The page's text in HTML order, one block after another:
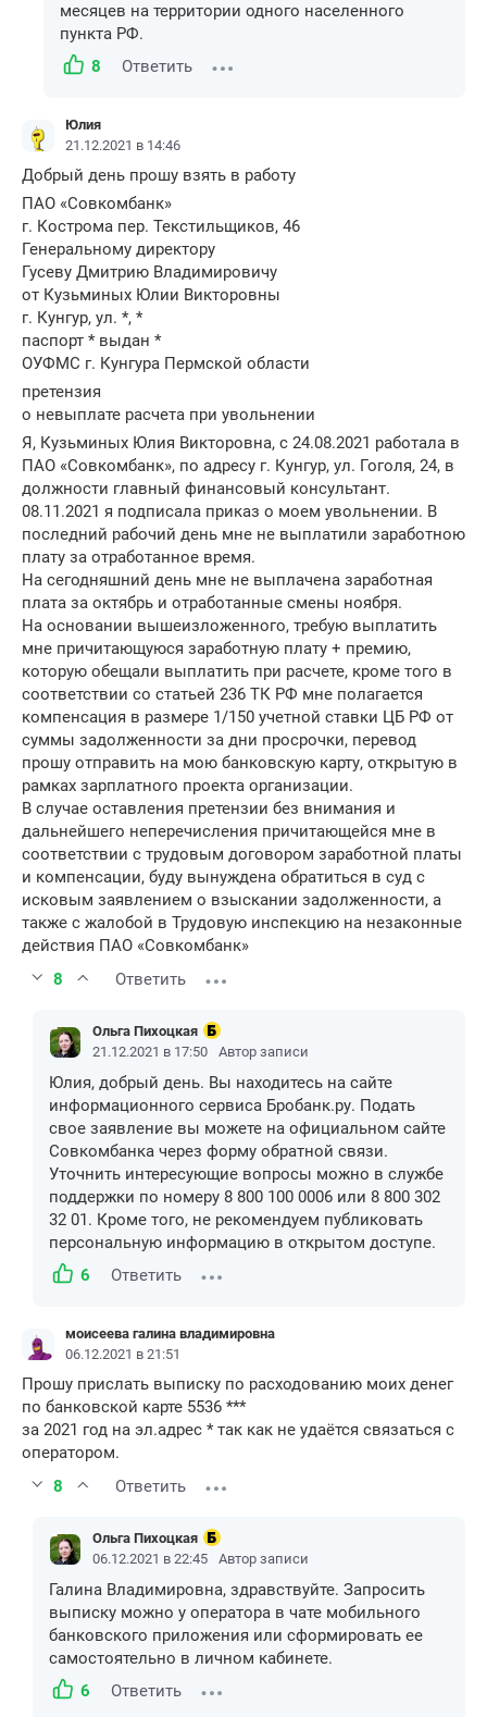
месяцев на территории одного населенного
пункта РФ.
8
Ответить
Юлия
21.12.2021 в 14:46
Добрый день прошу взять в работу
ПАО «Совкомбанк»
г. Кострома пер. Текстильщиков, 46
Генеральному директору
Гусеву Дмитрию Владимировичу
от Кузьминых Юлии Викторовны
г. Кунгур, ул. *, *
паспорт * выдан *
ОУФМС г. Кунгура Пермской области
претензия
о невыплате расчета при увольнении
Я, Кузьминых Юлия Викторовна, с 24.08.2021 работала в
ПАО «Совкомбанк», по адресу г. Кунгур, ул. Гоголя, 24, в
должности главный финансовый консультант.
08.11.2021 я подписала приказ о моем увольнении. В
последний рабочий день мне не выплатили заработною
плату за отработанное время.
На сегодняшний день мне не выплачена заработная
плата за октябрь и отработанные смены ноября.
На основании вышеизложенного, требую выплатить
мне причитающуюся заработную плату + премию,
которую обещали выплатить при расчете, кроме того в
соответствии со статьей 236 ТК РФ мне полагается
компенсация в размере 1/150 учетной ставки ЦБ РФ от
суммы задолженности за дни просрочки, перевод
прошу отправить на мою банковскую карту, открытую в
рамках зарплатного проекта организации.
В случае оставления претензии без внимания и
дальнейшего неперечисления причитающейся мне в
соответствии с трудовым договором заработной платы
и компенсации, буду вынуждена обратиться в суд с
исковым заявлением о взыскании задолженности, а
также с жалобой в Трудовую инспекцию на незаконные
действия ПАО «Совкомбанк»
8
Ответить
Ольга Пихоцкая
21.12.2021 в 17:50
Автор записи
Юлия, добрый день. Вы находитесь на сайте
информационного сервиса Бробанк.ру. Подать
свое заявление вы можете на официальном сайте
Совкомбанка через форму обратной связи.
Уточнить интересующие вопросы можно в службе
поддержки по номеру 8 800 100 0006 или 8 800 302
32 01. Кроме того, не рекомендуем публиковать
персональную информацию в открытом доступе.
6
Ответить
моисеева галина владимировна
06.12.2021 в 21:51
Прошу прислать выписку по расходованию моих денег
по банковской карте 5536 ***
за 2021 год на эл.адрес * так как не удаётся связаться с
оператором.
8
Ответить
Ольга Пихоцкая
06.12.2021 в 22:45
Автор записи
Галина Владимировна, здравствуйте. Запросить
выписку можно у оператора в чате мобильного
банковского приложения или сформировать ее
самостоятельно в личном кабинете.
6
Ответить